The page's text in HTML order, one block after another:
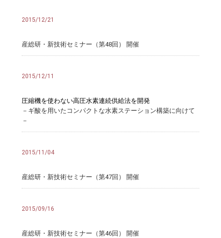
2015/12/21
産総研・新技術セミナー（第48回） 開催
2015/12/11
圧縮機を使わない高圧水素連続供給法を開発
－ギ酸を用いたコンパクトな水素ステーション構築に向けて
－
2015/11/04
産総研・新技術セミナー（第47回） 開催
2015/09/16
産総研・新技術セミナー（第46回） 開催